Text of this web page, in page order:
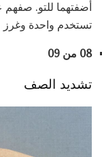
أضفتهما للتو.
تستخدم واحدة وغرز
08 من 09
تشديد الصف